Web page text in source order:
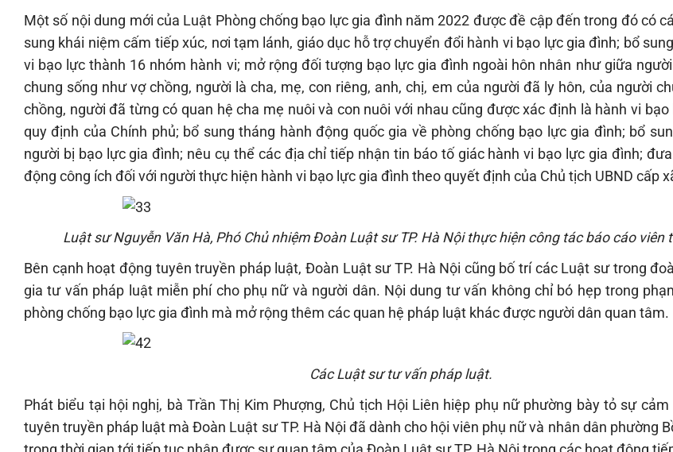
Một số nội dung mới của Luật Phòng chống bạo lực gia đình năm 2022 được đề cập đến trong đó có
sung khái niệm cấm tiếp xúc, nơi tạm lánh, giáo dục hỗ trợ chuyển đổi hành vi bạo lực gia đình; bổ
vi bạo lực thành 16 nhóm hành vi; mở rộng đối tượng bạo lực gia đình ngoài hôn nhân như giữa
chung sống như vợ chồng, người là cha, mẹ, con riêng, anh, chị, em của người đã ly hôn, của người
chồng, người đã từng có quan hệ cha mẹ nuôi và con nuôi với nhau cũng được xác định là hành vi
quy định của Chính phủ; bổ sung tháng hành động quốc gia về phòng chống bạo lực gia đình; bổ
người bị bạo lực gia đình; nêu cụ thể các địa chỉ tiếp nhận tin báo tố giác hành vi bạo lực gia đình;
động công ích đối với người thực hiện hành vi bạo lực gia đình theo quyết định của Chủ tịch UBND cấp
Luật sư Nguyễn Văn Hà, Phó Chủ nhiệm Đoàn Luật sư TP. Hà Nội thực hiện công tác báo cáo viên
Bên cạnh hoạt động tuyên truyền pháp luật, Đoàn Luật sư TP. Hà Nội cũng bố trí các Luật sư trong
gia tư vấn pháp luật miễn phí cho phụ nữ và người dân. Nội dung tư vấn không chỉ bó hẹp trong
phòng chống bạo lực gia đình mà mở rộng thêm các quan hệ pháp luật khác được người dân quan tâm.
Các Luật sư tư vấn pháp luật.
Phát biểu tại hội nghị, bà Trần Thị Kim Phượng, Chủ tịch Hội Liên hiệp phụ nữ phường bày tỏ sự
tuyên truyền pháp luật mà Đoàn Luật sư TP. Hà Nội đã dành cho hội viên phụ nữ và nhân dân phường